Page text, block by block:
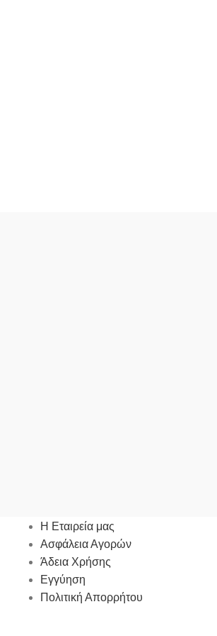
Η Εταιρεία μας
Ασφάλεια Αγορών
Άδεια Χρήσης
Εγγύηση
Πολιτική Απορρήτου